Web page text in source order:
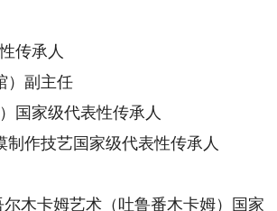
传承人
）副主任
国家级代表性传承人
作技艺国家级代表性传承人
木卡姆艺术（吐鲁番木卡姆）国家